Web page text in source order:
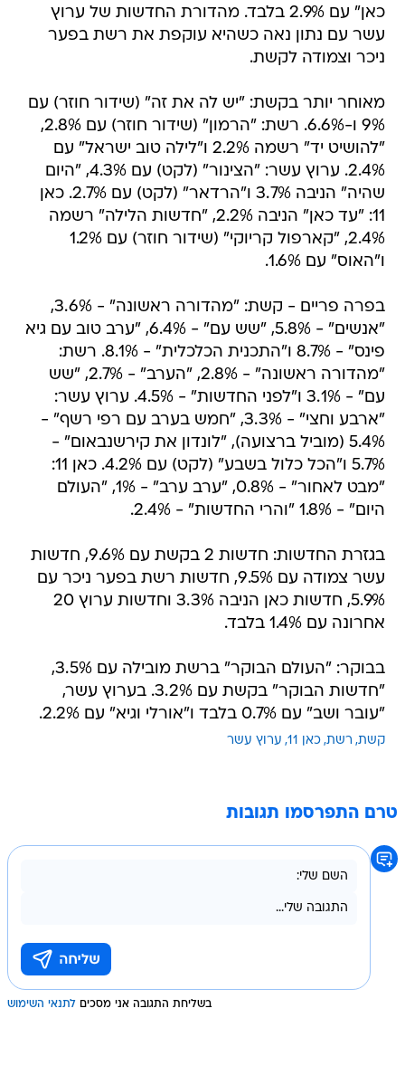
כאן" עם 2.9% בלבד. מהדורת החדשות של ערוץ
עשר עם נתון נאה כשהיא עוקפת את רשת בפער
ניכר וצמודה לקשת.
מאוחר יותר בקשת: "יש לה את זה" (שידור חוזר) עם
9% ו-6.6%. רשת: "הרמון" (שידור חוזר) עם 2.8%,
"להושיט יד" רשמה 2.2% ו"לילה טוב ישראל" עם
2.4%. ערוץ עשר: "הצינור" (לקט) עם 4.3%, "היום
שהיה" הניבה 3.7% ו"הרדאר" (לקט) עם 2.7%. כאן
11: "עד כאן" הניבה 2.2%, "חדשות הלילה" רשמה
2.4%, "קארפול קריוקי" (שידור חוזר) עם 1.2%
ו"האוס" עם 1.6%.
בפרה פריים - קשת: "מהדורה ראשונה" - 3.6%,
"אנשים" - 5.8%, "שש עם" - 6.4%, "ערב טוב עם גיא
פינס" - 8.7% ו"התכנית הכלכלית" - 8.1%. רשת:
"מהדורה ראשונה" - 2.8%, "הערב" - 2.7%, "שש
עם" - 3.1% ו"לפני החדשות" - 4.5%. ערוץ עשר:
"ארבע וחצי" - 3.3%, "חמש בערב עם רפי רשף" -
5.4% (מוביל ברצועה), "לונדון את קירשנבאום" -
5.7% ו"הכל כלול בשבע" (לקט) עם 4.2%. כאן 11:
"מבט לאחור" - 0.8%, "ערב ערב" - 1%, "העולם
היום" - 1.8% "והרי החדשות" - 2.4%.
בגזרת החדשות: חדשות 2 בקשת עם 9.6%, חדשות
עשר צמודה עם 9.5%, חדשות רשת בפער ניכר עם
5.9%, חדשות כאן הניבה 3.3% וחדשות ערוץ 20
אחרונה עם 1.4% בלבד.
בבוקר: "העולם הבוקר" ברשת מובילה עם 3.5%,
"חדשות הבוקר" בקשת עם 3.2%. בערוץ עשר,
"עובר ושב" עם 0.7% בלבד ו"אורלי וגיא" עם 2.2%.
קשת רשת כאן 11 ערוץ עשר
טרם התפרסמו תגובות
בשליחת התגובה אני מסכים לתנאי השימוש